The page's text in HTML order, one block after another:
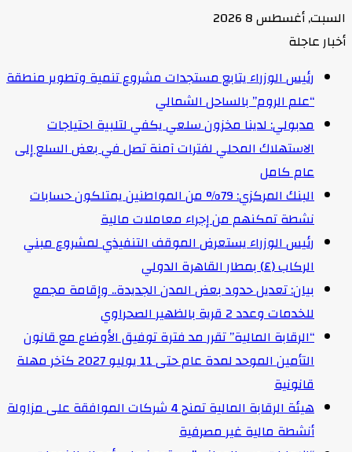
السبت, أغسطس 8 2026
أخبار عاجلة
رئيس الوزراء يتابع مستجدات مشروع تنمية وتطوير منطقة
“علم الروم” بالساحل الشمالي
مدبولي: لدينا مخزون سلعي يكفي لتلبية احتياجات
الاستهلاك المحلي لفترات آمنة تصل في بعض السلع إلى
عام كامل
البنك المركزي: 79% من المواطنين يمتلكون حسابات
نشطة تمكنهم من إجراء معاملات مالية
رئيس الوزراء يستعرض الموقف التنفيذي لمشروع مبني
الركاب (٤) بمطار القاهرة الدولي
بيان: تعديل حدود بعض المدن الجديدة.. وإقامة مجمع
للخدمات وعدد 2 قرية بالظهير الصحراوي
“الرقابة المالية” تقرر مد فترة توفيق الأوضاع مع قانون
التأمين الموحد لمدة عام حتى 11 يوليو 2027 كآخر مهلة
قانونية
هيئة الرقابة المالية تمنح 4 شركات الموافقة على مزاولة
أنشطة مالية غير مصرفية